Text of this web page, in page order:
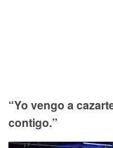
“Yo vengo a
contigo.”